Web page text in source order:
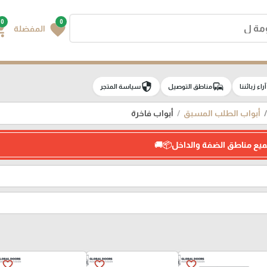
0
favorite المفضلة
0
آراء زبائننا commuteمناطق التوصيل securityسياسة المتجر
أبواب الطلب المسبق أبواب فاخرة
مناطق الضفة والداخل📦🚚